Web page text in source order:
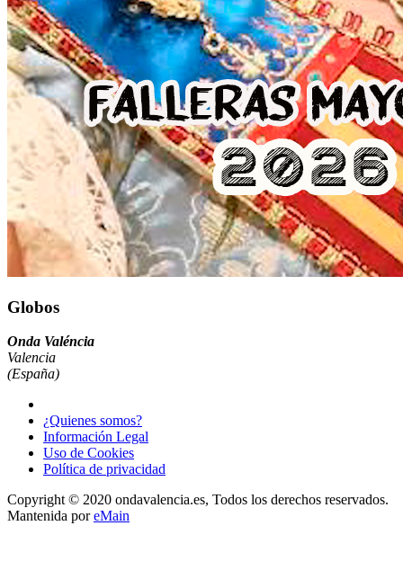
Globos
Onda Valéncia
Valencia
(España)
¿Quienes somos?
Información Legal
Uso de Cookies
Política de privacidad
Copyright © 2020 ondavalencia.es, Todos los derechos reservados.
Mantenida poreMain